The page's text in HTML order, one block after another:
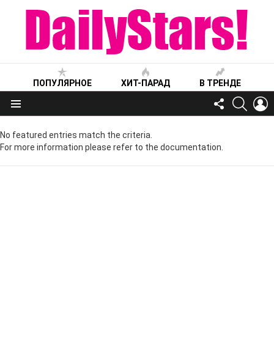
ПОПУЛЯРНОЕ ХИТ-ПАРАД В ТРЕНДЕ
Меню
FOLLOW
US
No featured entries match the criteria.
For more information please refer to the documentation.